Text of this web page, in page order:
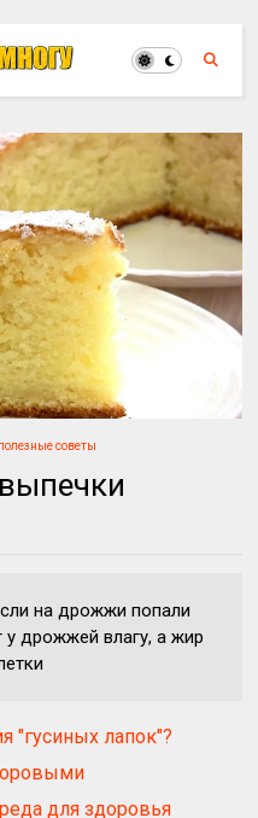
полезные советы
на дрожжи попали
дрожжей влагу, а жир
"гусиных лапок"?
для здоровья